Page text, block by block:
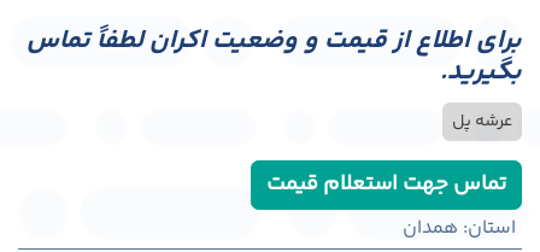
برای اطلاع از قیمت و وضعیت اکران لطفاً تماس
بگیرید.
عرشه پل
تماس جهت استعلام قیمت
استان: همدان